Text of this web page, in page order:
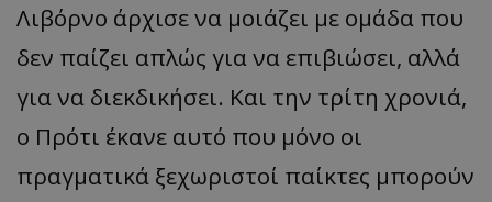
Λιβόρνο άρχισε να μοιάζει με ομάδα που
δεν παίζει απλώς για να επιβιώσει, αλλά
για να διεκδικήσει. Και την τρίτη χρονιά,
ο Πρότι έκανε αυτό που μόνο οι
πραγματικά ξεχωριστοί παίκτες μπορούν